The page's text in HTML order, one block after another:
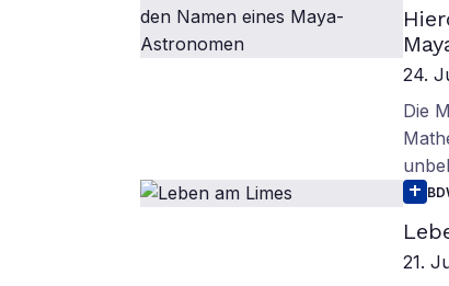
24.
Die
21.